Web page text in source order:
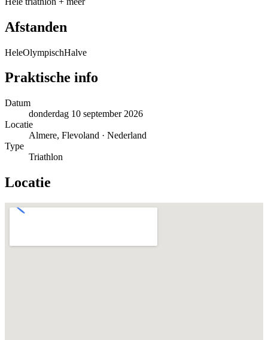
Afstanden
HeleOlympischHalve
Praktische info
Datum
donderdag 10 september 2026
Locatie
Almere, Flevoland · Nederland
Type
Triathlon
Locatie